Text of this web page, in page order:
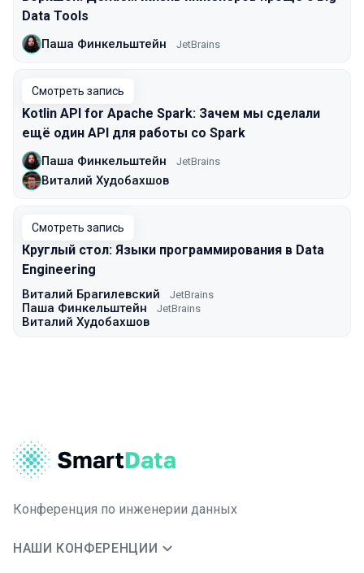
Data Tools
Паша Финкельштейн JetBrains
Смотреть запись
Kotlin API for Apache Spark: Зачем мы сделали
ещё один API для работы со Spark
Паша Финкельштейн JetBrains
Виталий Худобахшов
Смотреть запись
Круглый стол: Языки программирования в Data
Engineering
Виталий Брагилевский JetBrains
Паша Финкельштейн JetBrains
Виталий Худобахшов
Конференция по инженерии данных
НАШИ КОНФЕРЕНЦИИ